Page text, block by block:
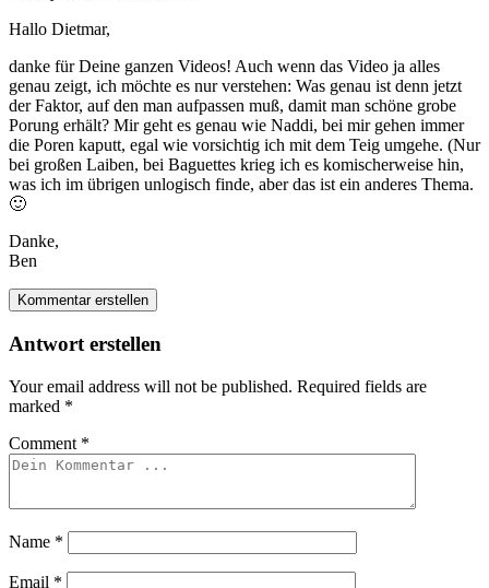
Hallo Dietmar,
danke für Deine ganzen Videos! Auch wenn das Video ja alles
genau zeigt, ich möchte es nur verstehen: Was genau ist denn jetzt
der Faktor, auf den man aufpassen muß, damit man schöne grobe
Porung erhält? Mir geht es genau wie Naddi, bei mir gehen immer
die Poren kaputt, egal wie vorsichtig ich mit dem Teig umgehe. (Nur
bei großen Laiben, bei Baguettes krieg ich es komischerweise hin,
was ich im übrigen unlogisch finde, aber das ist ein anderes Thema.
🙂
Danke,
Ben
Kommentar erstellen
Antwort erstellen
Your email address will not be published. Required fields are
marked *
Comment *
Name *
Email *